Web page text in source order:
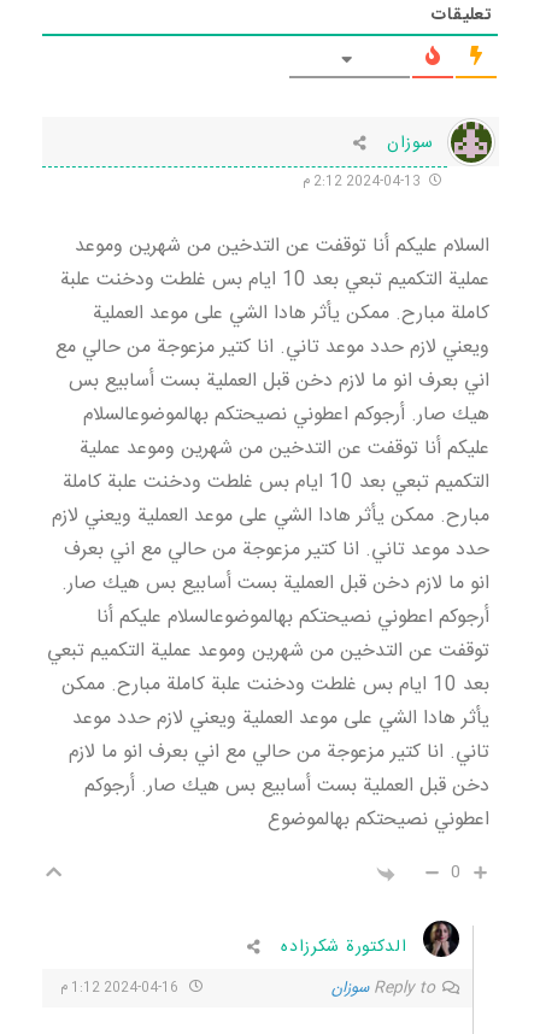
تعليقات
سوزان
السلام عليكم أنا توقفت عن التدخين من شهرين وموعد
عملية التكميم تبعي بعد 10 ايام بس غلطت ودخنت علبة
كاملة مبارح. ممكن يأثر هادا الشي على موعد العملية
ويعني لازم حدد موعد تاني. انا كتير مزعوجة من حالي مع
اني بعرف انو ما لازم دخن قبل العملية بست أسابيع بس
هيك صار. أرجوكم اعطوني نصيحتكم بهالموضوعالسلام
عليكم أنا توقفت عن التدخين من شهرين وموعد عملية
التكميم تبعي بعد 10 ايام بس غلطت ودخنت علبة كاملة
مبارح. ممكن يأثر هادا الشي على موعد العملية ويعني لازم
حدد موعد تاني. انا كتير مزعوجة من حالي مع اني بعرف
انو ما لازم دخن قبل العملية بست أسابيع بس هيك صار.
أرجوكم اعطوني نصيحتكم بهالموضوعالسلام عليكم أنا
توقفت عن التدخين من شهرين وموعد عملية التكميم تبعي
بعد 10 ايام بس غلطت ودخنت علبة كاملة مبارح. ممكن
يأثر هادا الشي على موعد العملية ويعني لازم حدد موعد
تاني. انا كتير مزعوجة من حالي مع اني بعرف انو ما لازم
دخن قبل العملية بست أسابيع بس هيك صار. أرجوكم
اعطوني نصيحتكم بهالموضوع
0
الدكتورة شكرزاده
Reply to سوزان